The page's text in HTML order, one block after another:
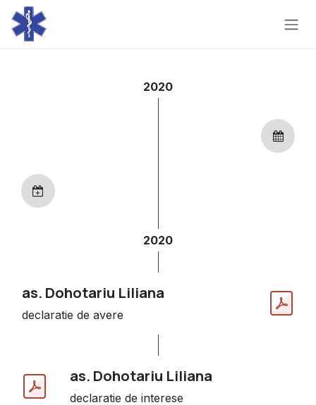
Skip to Content
2020
2020
as. Dohotariu Liliana
declaratie de avere
as. Dohotariu Liliana
declaratie de interese